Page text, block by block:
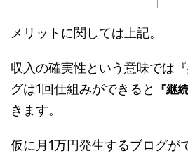
メリットに関しては上記。
収入の確実性という意味では
グは1回仕組みができると
『継
きます。
仮に月1万円発生するブログが